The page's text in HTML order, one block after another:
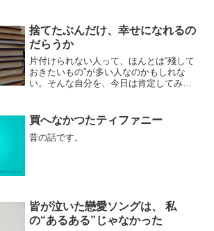
捨てたぶんだけ、幸せになれるの
だらうか
片付けられない人って、ほんとは“殘して
おきたいもの”が多い人なのかもしれな
い。そんな自分を、今日は肯定してみ
買へなかつたティファニー
昔の話です。
皆が泣いた戀愛ソングは、 私
の“あるある”じゃなかった